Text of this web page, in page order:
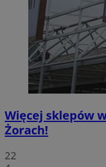
Więcej sklepów
Żorach!
22